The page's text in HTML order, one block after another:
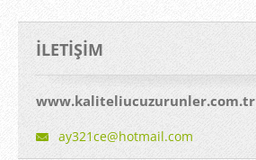
İLETIŞIM
www.kaliteliucuzurunler.com.tr
ay321ce@hotmail.com